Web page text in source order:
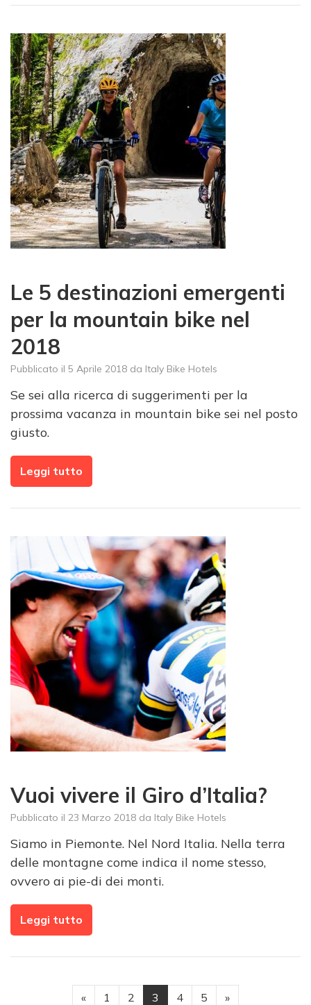
Le 5 destinazioni emergenti
per la mountain bike nel
2018
Pubblicato il 5 Aprile 2018 da Italy Bike Hotels
Se sei alla ricerca di suggerimenti per la
prossima vacanza in mountain bike sei nel posto
giusto.
Leggi tutto
Vuoi vivere il Giro d’Italia?
Pubblicato il 23 Marzo 2018 da Italy Bike Hotels
Siamo in Piemonte. Nel Nord Italia. Nella terra
delle montagne come indica il nome stesso,
ovvero ai pie-di dei monti.
Leggi tutto
« 1 2 3 4 5 »